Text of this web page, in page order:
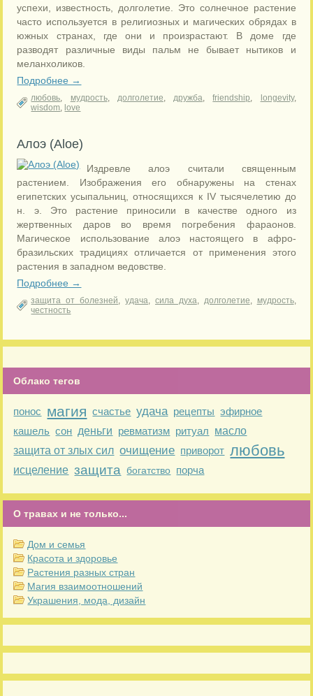
успехи, известность, долголетие. Это солнечное растение
часто используется в религиозных и магических обрядах в
южных странах, где они и произрастают. В доме где
разводят различные виды пальм не бывает нытиков и
меланхоликов.
Подробнее →
любовь, мудрость, долголетие,дружба,friendship, longevity,
wisdom, love
Алоэ (Aloe)
Издревле алоэ считали священным
растением. Изображения его обнаружены на стенах
египетских усыпальниц, относящихся к IV тысячелетию до
н. э. Это растение приносили в качестве одного из
жертвенных даров во время погребения фараонов.
Магическое использование алоэ настоящего в афро-
бразильских традициях отличается от применения этого
растения в западном ведовстве.
Подробнее →
защита от болезней,удача, сила духа, долголетие, мудрость,
честность
Облако тегов
понос магия счастье удача рецепты эфирное
кашель сон деньги ревматизм ритуал масло
защита от злых сил очищение приворот любовь
исцеление защита богатство порча
О травах и не только...
Дом и семья
Красота и здоровье
Растения разных стран
Магия взаимоотношений
Украшения, мода, дизайн